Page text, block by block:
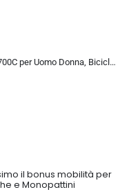
Bicicletta da Strada 700C per Uomo Donna, Bicicletta da Corsa con Freno a Disco 24/27/30 velocità, Telaio in Acciaio ad Al…
il bonus mobilità per
e Monopattini